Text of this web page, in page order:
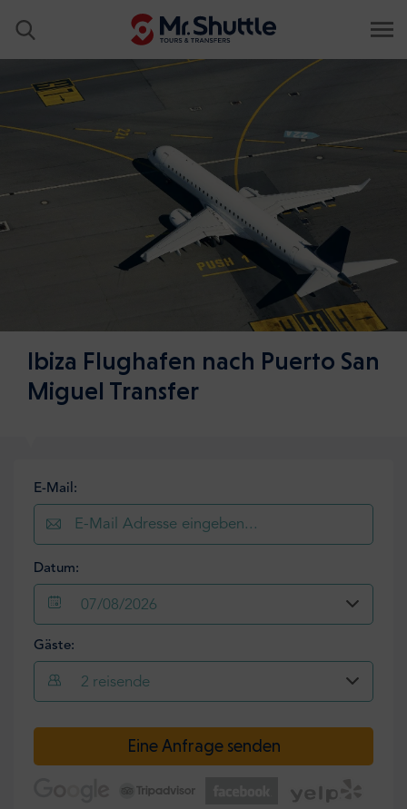
Ibiza Flughafen nach Puerto San
Miguel Transfer
E-Mail:
Datum:
07/08/2026
Gäste:
2 reisende
Eine Anfrage senden